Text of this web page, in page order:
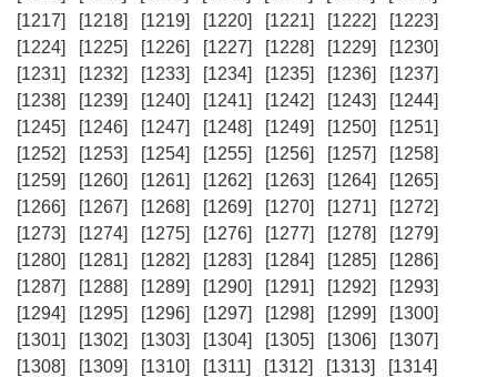
[1217]
[1218] [1219] [1220] [1221] [1222]
[1223]
[1224]
[1225] [1226] [1227] [1228] [1229]
[1230]
[1231]
[1232] [1233] [1234] [1235] [1236]
[1237]
[1238]
[1239] [1240] [1241] [1242] [1243]
[1244]
[1245]
[1246] [1247] [1248] [1249] [1250]
[1251]
[1252]
[1253] [1254] [1255] [1256] [1257]
[1258]
[1259]
[1260] [1261] [1262] [1263] [1264]
[1265]
[1266]
[1267] [1268] [1269] [1270] [1271]
[1272]
[1273]
[1274] [1275] [1276] [1277] [1278]
[1279]
[1280]
[1281] [1282] [1283] [1284] [1285]
[1286]
[1287]
[1288] [1289] [1290] [1291] [1292]
[1293]
[1294]
[1295] [1296] [1297] [1298] [1299]
[1300]
[1301]
[1302] [1303] [1304] [1305] [1306]
[1307]
[1308]
[1309] [1310] [1311] [1312] [1313]
[1314]